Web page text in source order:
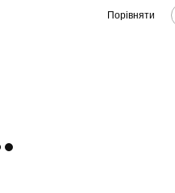
Порівняти